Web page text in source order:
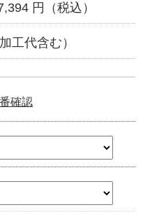
円（税込）
加工代含む）
確認